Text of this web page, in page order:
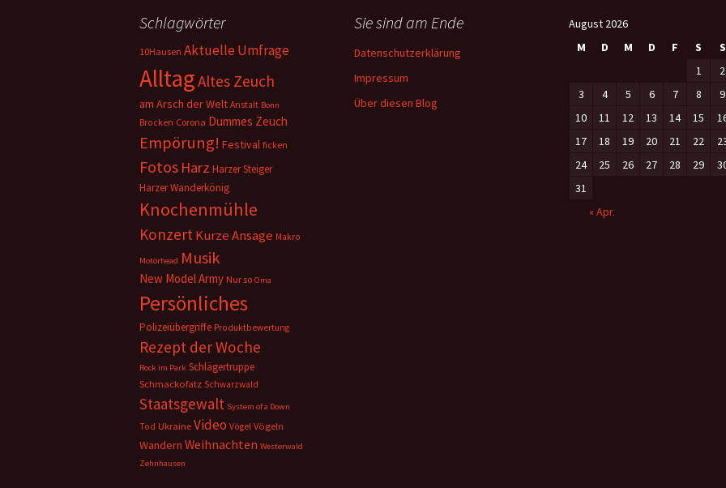
Schlagwörter
10Hausen Aktuelle Umfrage
AlltagAltes Zeuch
am Arsch der Welt Anstalt Bonn
Brocken Corona Dummes Zeuch
Empörung! Festival ficken
Fotos Harz Harzer Steiger
Harzer Wanderkönig
Knochenmühle
Konzert Kurze Ansage Makro
Motörhead Musik
New Model Army Nur so Oma
Persönliches
Polizeiübergriffe Produktbewertung
Rezept der Woche
Rock im Park Schlägertruppe
Schmackofatz Schwarzwald
Staatsgewalt System of a Down
Tod Ukraine Video Vögel Vögeln
Wandern Weihnachten Westerwald
Zehnhausen
Sie sind am Ende
Datenschutzerklärung
Impressum
Über diesen Blog
August 2026
M
D M D F S
S
1
2
3
4 5 6 7 8
9
10
11 12 13 14 15
17
18 19 20 21 22
24
25 26 27 28 29
31
« Apr.